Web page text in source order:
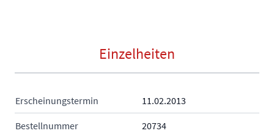
Einzelheiten
Erscheinungstermin 11.02.2013
Bestellnummer 20734